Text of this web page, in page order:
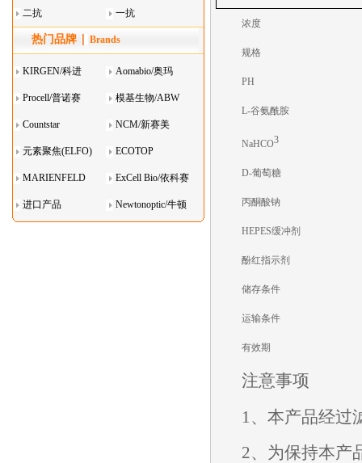
二抗 一抗
热门品牌 Brands
KIRGEN/科进 Aomabio/奥玛
Procell/普诺赛 模基生物/ABW
Countstar NCM/新赛美
元素聚焦(ELFO) ECOTOP
MARIENFELD ExCell Bio/依科赛
进口产品 Newtonoptic/牛顿
浓度
规格
PH
L-谷氨酰胺
NaHCO3
D-葡萄糖
丙酮酸钠
HEPES缓冲剂
酚红指示剂
储存条件
运输条件
有效期
注意事项
1、本产品经过
2、为保持本产